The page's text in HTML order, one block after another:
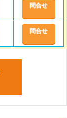
問合せ
問合せ